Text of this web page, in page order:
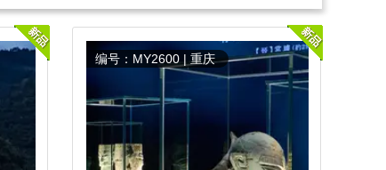
编号：MY2600 | 重庆